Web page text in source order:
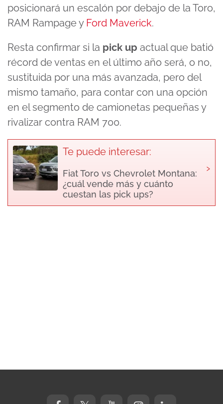
posicionará un escalón por debajo de la Toro,
RAM Rampage y Ford Maverick.
Resta confirmar si la pick up actual que batió
récord de ventas en el último año será, o no,
sustituida por una más avanzada, pero del
mismo tamaño, para contar con una opción
en el segmento de camionetas pequeñas y
rivalizar contra RAM 700.
Te puede interesar:
Fiat Toro vs Chevrolet Montana:
¿cuál vende más y cuánto
cuestan las pick ups?
›